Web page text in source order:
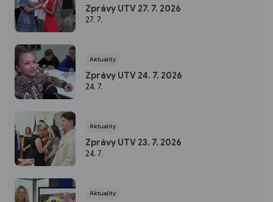
Zprávy UTV 27. 7. 2026
27. 7.
Aktuality
Zprávy UTV 24. 7. 2026
24. 7.
Aktuality
Zprávy UTV 23. 7. 2026
24. 7.
Aktuality